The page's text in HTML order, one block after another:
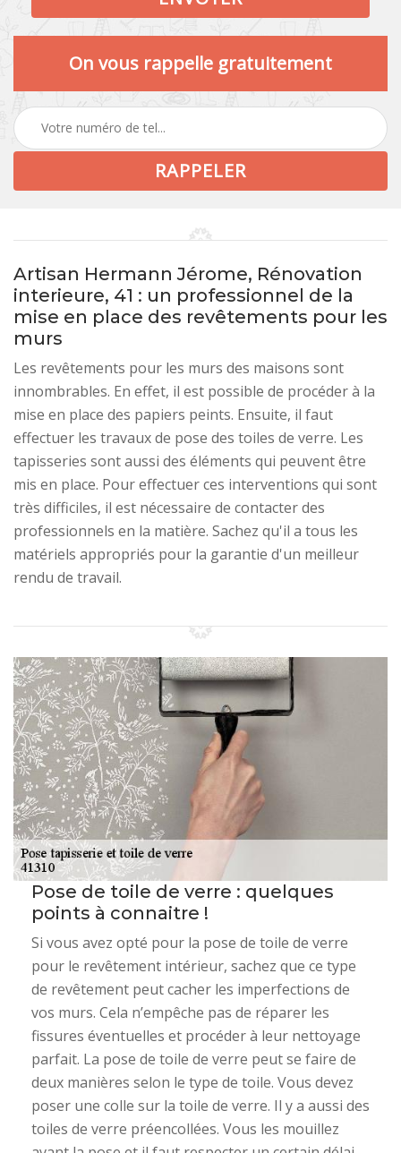
On vous rappelle gratuitement
Artisan Hermann Jérome, Rénovation
interieure, 41 : un professionnel de la
mise en place des revêtements pour les
murs
Les revêtements pour les murs des maisons sont
innombrables. En effet, il est possible de procéder à la
mise en place des papiers peints. Ensuite, il faut
effectuer les travaux de pose des toiles de verre. Les
tapisseries sont aussi des éléments qui peuvent être
mis en place. Pour effectuer ces interventions qui sont
très difficiles, il est nécessaire de contacter des
professionnels en la matière. Sachez qu'il a tous les
matériels appropriés pour la garantie d'un meilleur
rendu de travail.
Pose de toile de verre : quelques
points à connaitre !
Si vous avez opté pour la pose de toile de verre
pour le revêtement intérieur, sachez que ce type
de revêtement peut cacher les imperfections de
vos murs. Cela n’empêche pas de réparer les
fissures éventuelles et procéder à leur nettoyage
parfait. La pose de toile de verre peut se faire de
deux manières selon le type de toile. Vous devez
poser une colle sur la toile de verre. Il y a aussi des
toiles de verre préencollées. Vous les mouillez